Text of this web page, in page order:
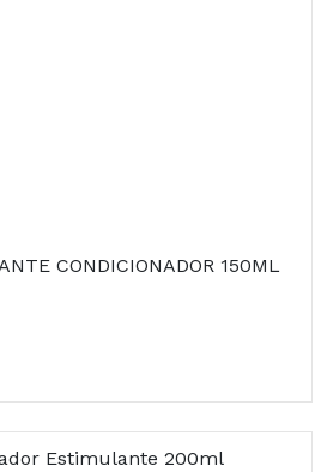
CONDICIONADOR 150ML